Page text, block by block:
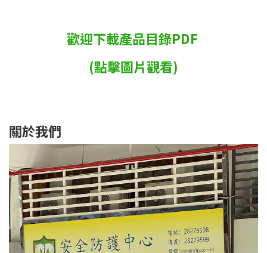
歡迎下載產品目錄PDF
(點擊圖片觀看)
關於我們